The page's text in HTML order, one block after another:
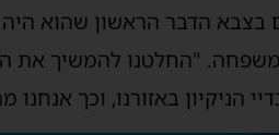
בצבא הדבר הראשון שהוא
"החלטנו להמשיך את
הניקיון באזורנו, וכך